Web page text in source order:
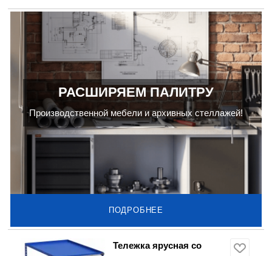
РАСШИРЯЕМ ПАЛИТРУ
Производственной мебели и архивных стеллажей!
ПОДРОБНЕЕ
Тележка ярусная со